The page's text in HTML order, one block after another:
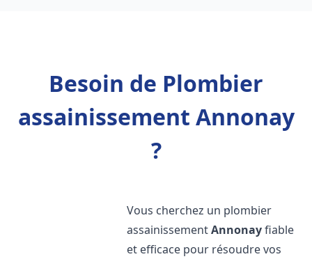
Besoin de Plombier
assainissement Annonay
?
Vous cherchez un plombier
assainissementAnnonayfiable
et efficace pour résoudre vos